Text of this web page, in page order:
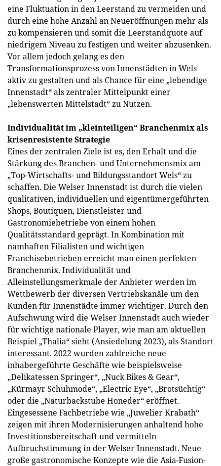
eine Fluktuation in den Leerstand zu vermeiden und
durch eine hohe Anzahl an Neueröffnungen mehr als
zu kompensieren und somit die Leerstandquote auf
niedrigem Niveau zu festigen und weiter abzusenken.
Vor allem jedoch gelang es den
Transformationsprozess von Innenstädten in Wels
aktiv zu gestalten und als Chance für eine „lebendige
Innenstadt“ als zentraler Mittelpunkt einer
„lebenswerten Mittelstadt“ zu Nutzen.
Individualität im „kleinteiligen“ Branchenmix als
krisenresistente Strategie
Eines der zentralen Ziele ist es, den Erhalt und die
Stärkung des Branchen- und Unternehmensmix am
„Top-Wirtschafts- und Bildungsstandort Wels“ zu
schaffen. Die Welser Innenstadt ist durch die vielen
qualitativen, individuellen und eigentümergeführten
Shops, Boutiquen, Dienstleister und
Gastronomiebetriebe von einem hohen
Qualitätsstandard geprägt. In Kombination mit
namhaften Filialisten und wichtigen
Franchisebetrieben erreicht man einen perfekten
Branchenmix. Individualität und
Alleinstellungsmerkmale der Anbieter werden im
Wettbewerb der diversen Vertriebskanäle um den
Kunden für Innenstädte immer wichtiger. Durch den
Aufschwung wird die Welser Innenstadt auch wieder
für wichtige nationale Player, wie man am aktuellen
Beispiel „Thalia“ sieht (Ansiedelung 2023), als Standort
interessant. 2022 wurden zahlreiche neue
inhabergeführte Geschäfte wie beispielsweise
„Delikatessen Springer“, „Nuck Bikes & Gear“,
„Kürmayr Schuhmode“, „Electric Eye“, „Brotsüchtig“
oder die „Naturbackstube Honeder“ eröffnet.
Eingesessene Fachbetriebe wie „Juwelier Krabath“
zeigen mit ihren Modernisierungen anhaltend hohe
Investitionsbereitschaft und vermitteln
Aufbruchstimmung in der Welser Innenstadt. Neue
große gastronomische Konzepte wie die Asia-Fusion-